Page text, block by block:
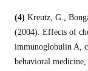
(4) Kreutz, G.,
(2004). Effects of
immunoglobulin A,
behavioral